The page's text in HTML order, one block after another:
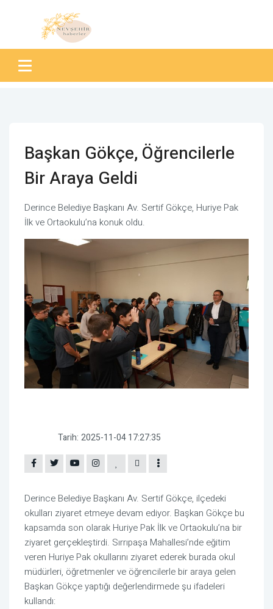
Başkan Gökçe, Öğrencilerle
Bir Araya Geldi
Derince Belediye Başkanı Av. Sertif Gökçe, Huriye Pak
İlk ve Ortaokulu’na konuk oldu.
Tarih: 2025-11-04 17:27:35
Derince Belediye Başkanı Av. Sertif Gökçe, ilçedeki
okulları ziyaret etmeye devam ediyor. Başkan Gökçe bu
kapsamda son olarak Huriye Pak İlk ve Ortaokulu’na bir
ziyaret gerçekleştirdi. Sırrıpaşa Mahallesi’nde eğitim
veren Huriye Pak okullarını ziyaret ederek burada okul
müdürleri, öğretmenler ve öğrencilerle bir araya gelen
Başkan Gökçe yaptığı değerlendirmede şu ifadeleri
kullandı: